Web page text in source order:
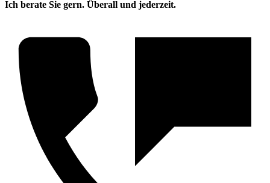
Ich berate Sie gern. Überall und jederzeit.